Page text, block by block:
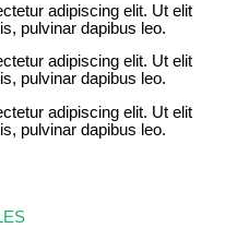
adipiscing elit. Ut elit
pulvinar dapibus leo.
adipiscing elit. Ut elit
pulvinar dapibus leo.
adipiscing elit. Ut elit
pulvinar dapibus leo.